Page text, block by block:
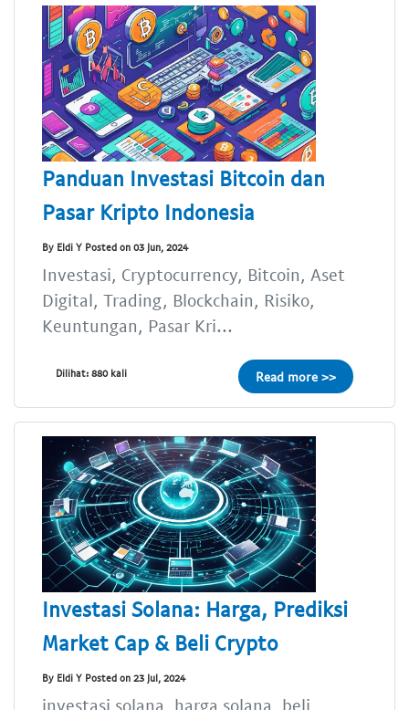
Panduan Investasi Bitcoin dan
Pasar Kripto Indonesia
By Eldi Y Posted on 03 Jun, 2024
Investasi, Cryptocurrency, Bitcoin, Aset
Digital, Trading, Blockchain, Risiko,
Keuntungan, Pasar Kri...
Dilihat: 880 kali Read more >>
Investasi Solana: Harga, Prediksi
Market Cap & Beli Crypto
By Eldi Y Posted on 23 Jul, 2024
investasi solana, harga solana, beli